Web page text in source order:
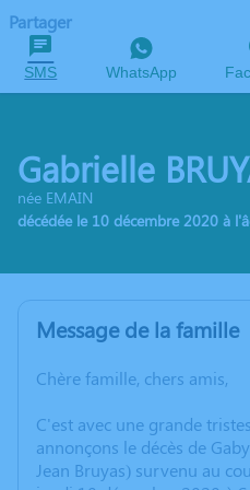
Partager
SMS WhatsApp
Gabrielle
née EMAIN
décédée le 10 décembre 2020 à
Message de la famille
Chère famille, chers amis,
C'est avec une grande
annonçons le décès de
Jean Bruyas) survenu au